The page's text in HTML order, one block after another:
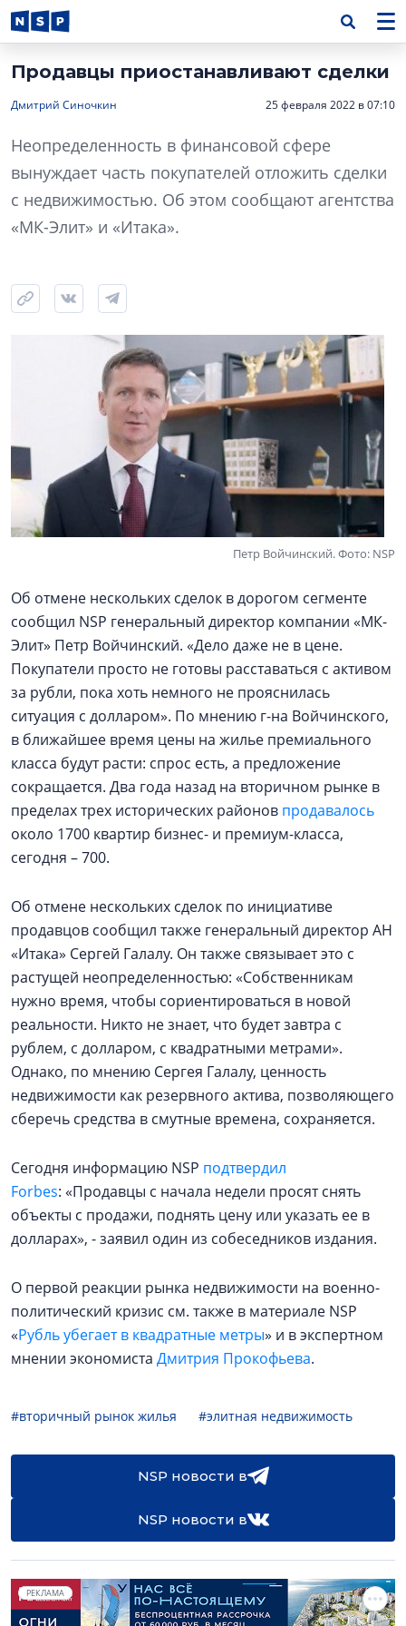
Продавцы приостанавливают сделки
Дмитрий Синочкин 25 февраля 2022 в 07:10
Неопределенность в финансовой сфере
вынуждает часть покупателей отложить сделки
с недвижимостью. Об этом сообщают агентства
«МК-Элит» и «Итака».
Петр Войчинский. Фото: NSP
Об отмене нескольких сделок в дорогом сегменте
сообщил NSP генеральный директор компании «МК-
Элит» Петр Войчинский. «Дело даже не в цене.
Покупатели просто не готовы расставаться с активом
за рубли, пока хоть немного не прояснилась
ситуация с долларом». По мнению г-на Войчинского,
в ближайшее время цены на жилье премиального
класса будут расти: спрос есть, а предложение
сокращается. Два года назад на вторичном рынке в
пределах трех исторических районов продавалось
около 1700 квартир бизнес- и премиум-класса,
сегодня – 700.
Об отмене нескольких сделок по инициативе
продавцов сообщил также генеральный директор АН
«Итака» Сергей Галалу. Он также связывает это с
растущей неопределенностью: «Собственникам
нужно время, чтобы сориентироваться в новой
реальности. Никто не знает, что будет завтра с
рублем, с долларом, с квадратными метрами».
Однако, по мнению Сергея Галалу, ценность
недвижимости как резервного актива, позволяющего
сберечь средства в смутные времена, сохраняется.
Сегодня информацию NSP подтвердил
Forbes: «Продавцы с начала недели просят снять
объекты с продажи, поднять цену или указать ее в
долларах», - заявил один из собеседников издания.
О первой реакции рынка недвижимости на военно-
политический кризис см. также в материале NSP
«Рубль убегает в квадратные метры» и в экспертном
мнении экономиста Дмитрия Прокофьева.
#вторичный рынок жилья #элитная недвижимость
NSP новости в
NSP новости в
РЕКЛАМА